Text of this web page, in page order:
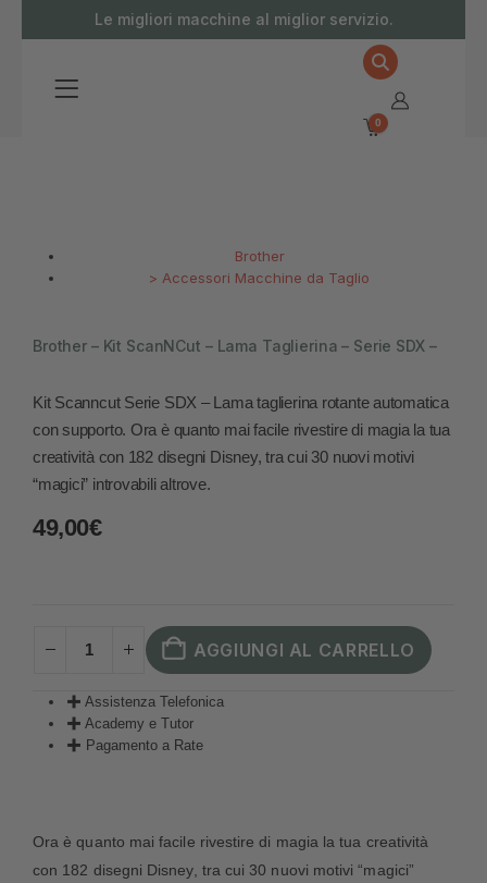
Le migliori macchine al miglior servizio.
0
Brother
> Accessori Macchine da Taglio
Brother – Kit ScanNCut – Lama Taglierina – Serie SDX –
Kit Scanncut Serie SDX – Lama taglierina rotante automatica
con supporto. Ora è quanto mai facile rivestire di magia la tua
creatività con 182 disegni Disney, tra cui 30 nuovi motivi
“magici” introvabili altrove.
49,00€
AGGIUNGI AL CARRELLO
Assistenza Telefonica
Academy e Tutor
Pagamento a Rate
Ora è quanto mai facile rivestire di magia la tua creatività
con 182 disegni Disney, tra cui 30 nuovi motivi “magici”